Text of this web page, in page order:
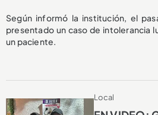
Según informó la institución, el
presentado un caso de intolerancia
un paciente.
Local